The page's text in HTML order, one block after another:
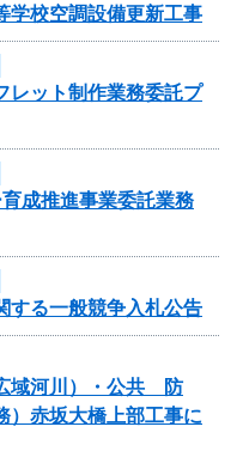
学校空調設備更新工事
レット制作業務委託プ
成推進事業委託業務
する一般競争入札公告
域河川）・公共 防
）赤坂大橋上部工事に